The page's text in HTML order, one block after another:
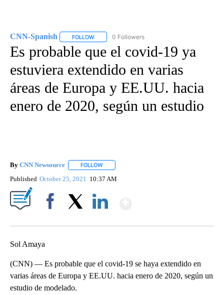
CNN-Spanish FOLLOW FOLLOW "CNN-SPANISH" TO RECEIVE
0 Followers
Es probable que el covid-19 ya
estuviera extendido en varias
áreas de Europa y EE.UU. hacia
enero de 2020, según un estudio
By CNN Newsource FOLLOW
Published October 25, 2021 10:37 AM
Sol Amaya
(CNN) — Es probable que el covid-19 se haya extendido en
varias áreas de Europa y EE.UU. hacia enero de 2020, según un
estudio de modelado.